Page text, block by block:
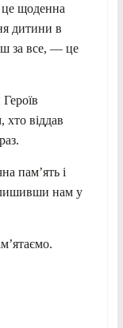
це щоденна
дитини в
за все, — це
віддав
пам’ять і
нам у